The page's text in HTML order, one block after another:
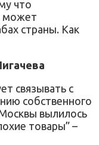
что
может
страны. Как
связывать с
собственного
вылилось
товары” –